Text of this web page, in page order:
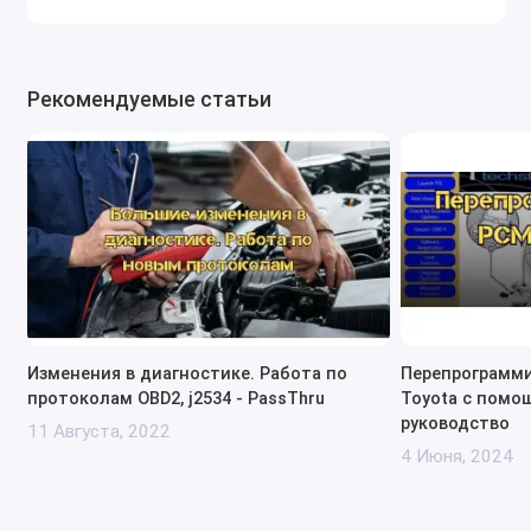
Hybrid.
Возможность программирования и
кодирования блоков управления, адаптации
различных систем автомобиля, включая ABS и
трансмиссию.
Высокая точность диагностики всех систем
автомобиля, включая двигатель, трансмиссию,
Минусы:
Лицензия привязана только к адаптеру VXDIAG
Рекомендуемые статьи
Изменения в диагностике. Работа по
протоколам OBD2, j2534 - PassThru
11 Августа, 2022
Toyota с
руководство
4 Июня, 2024